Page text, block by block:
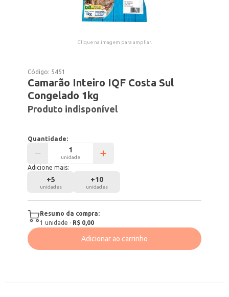
Clique na imagem para ampliar.
Código: 5451
Camarão Inteiro IQF Costa Sul
Congelado 1kg
Produto indisponível
Quantidade:
unidade
Adicione mais:
+5
unidades
+10
unidades
Resumo da compra:
1 unidade · R$ 0,00
Adicionar ao carrinho